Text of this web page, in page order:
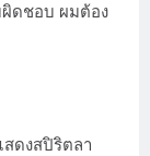
ดชอบ ผมต้อง
ดงสปิริตลา